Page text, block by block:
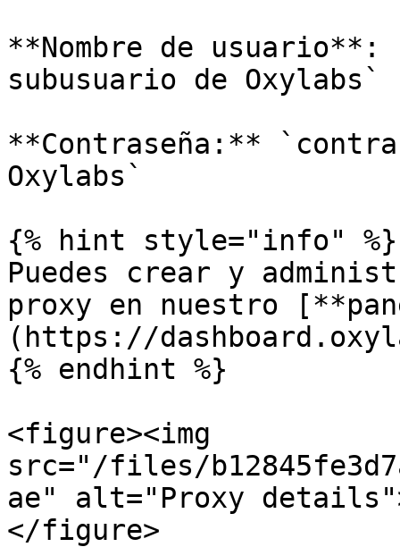
**Nombre de
subusuario de Oxylabs`
**Contraseña:**
Oxylabs`
{% hint style="info" %}
Puedes crear y
proxy en nuestro
(https://
{% endhint %}
<figure><img
src="/files/
ae" alt="Proxy
</figure>